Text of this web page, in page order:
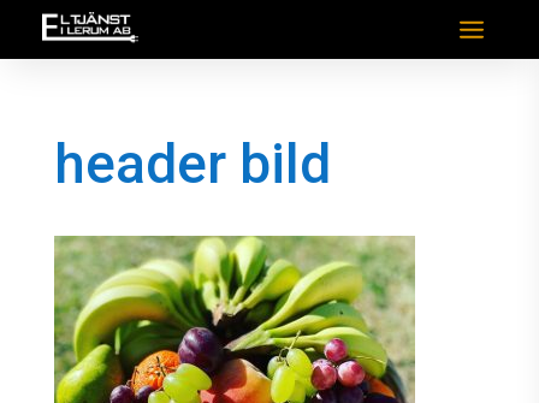
header bild